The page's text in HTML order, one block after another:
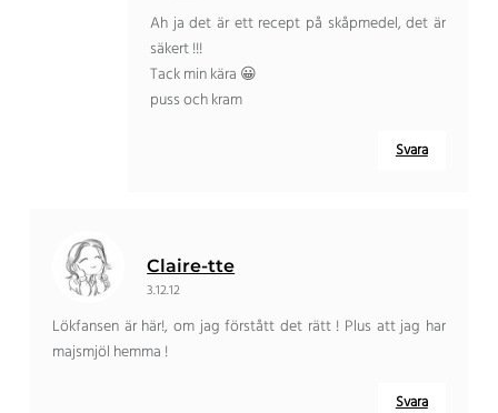
Ah ja det är ett recept på skåpmedel, det är
säkert !!!
Tack min kära 😀
puss och kram
Svara
Claire-tte
3.12.12
Lökfansen är här!, om jag förstått det rätt ! Plus att jag har
majsmjöl hemma !
Svara